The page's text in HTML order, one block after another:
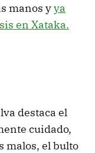
manos yya
en Xataka.
destaca el
cuidado,
malos, el bulto